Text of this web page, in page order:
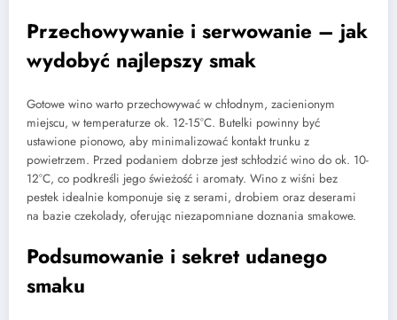
Przechowywanie i serwowanie – jak
wydobyć najlepszy smak
Gotowe wino warto przechowywać w chłodnym, zacienionym
miejscu, w temperaturze ok. 12-15°C. Butelki powinny być
ustawione pionowo, aby minimalizować kontakt trunku z
powietrzem. Przed podaniem dobrze jest schłodzić wino do ok. 10-
12°C, co podkreśli jego świeżość i aromaty. Wino z wiśni bez
pestek idealnie komponuje się z serami, drobiem oraz deserami
na bazie czekolady, oferując niezapomniane doznania smakowe.
Podsumowanie i sekret udanego
smaku